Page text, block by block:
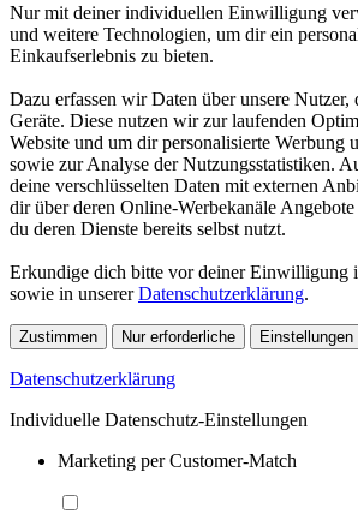
Nur mit deiner individuellen Einwilligung
und weitere Technologien, um dir ein
Einkaufserlebnis zu bieten.
Dazu erfassen wir Daten über unsere Nutzer,
Geräte. Diese nutzen wir zur laufenden
Website und um dir personalisierte Werbung
sowie zur Analyse der Nutzungsstatistiken.
deine verschlüsselten Daten mit externen
dir über deren Online-Werbekanäle
du deren Dienste bereits selbst nutzt.
Erkundige dich bitte vor deiner Einwilligung
sowie in unsererDatenschutzerklärung.
Zustimmen Nur erforderliche Einstellungen
Datenschutzerklärung
Individuelle Datenschutz-Einstellungen
Marketing per Customer-Match